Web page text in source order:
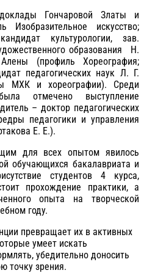
Гончаровой Златы и
искусство;
культурологии, зав.
образования Н.
(профиль Хореография;
педагогических наук Л. Г.
МХК и хореографии). Среди
отмечено выступление
– доктор педагогических
педагогики и управления
Е. Е.).
для всех опытом явилось
обучающихся бакалавриата и
студентов 4 курса,
прохождение практики, а
опыта на творческой
году.
превращает их в активных
умеет искать
убедительно доносить
точку зрения.